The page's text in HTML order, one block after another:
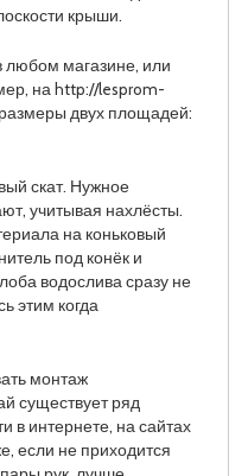
крыши.
любом магазине, или
на http://lesprom-
двух площадей:
скат. Нужное
учитывая нахлёсты.
на коньковый
под конёк и
водослива сразу не
этим когда
монтаж
существует ряд
в интернете, на сайтах
если не приходится